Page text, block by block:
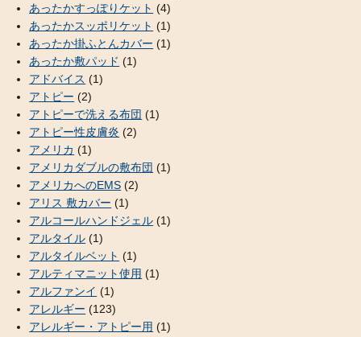
あったかすっぽりケット (4)
あったかスッポリケット (1)
あったか掛ふとんカバー (1)
あったか敷パッド (1)
アドバイス (1)
アトピー (2)
アトピーで洗える布団 (1)
アトピー性皮膚炎 (2)
アメリカ (1)
アメリカダブルの敷布団 (1)
アメリカへのEMS (2)
アリス 敷カバー (1)
アルコールハンドジェル (1)
アルタイル (1)
アルタイルベット (1)
アルティマニット使用 (1)
アルファンイ (1)
アレルギー (123)
アレルギー・アトピー用 (1)